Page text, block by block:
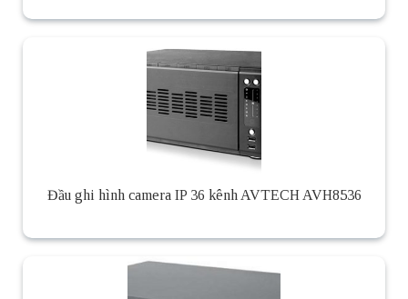
Đầu ghi hình camera IP 36 kênh AVTECH AVH8536